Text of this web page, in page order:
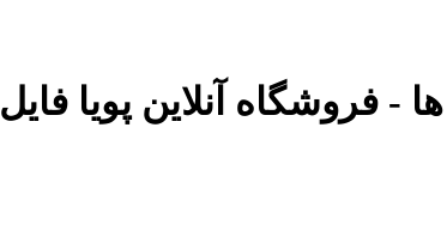
- فروشگاه آنلاین پویا فایل